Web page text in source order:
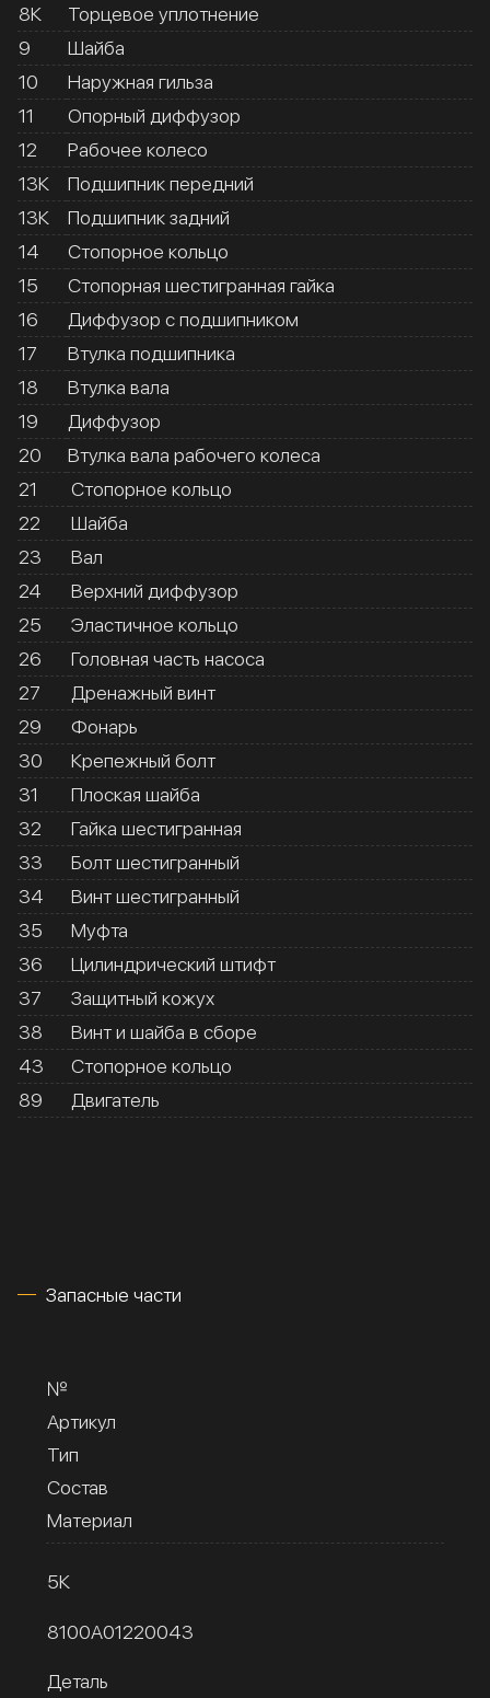
8К
Торцевое уплотнение
9
Шайба
10
Наружная гильза
11
Опорный диффузор
12
Рабочее колесо
13К
Подшипник передний
13К
Подшипник задний
14
Стопорное кольцо
15
Стопорная шестигранная гайка
16
Диффузор с подшипником
17
Втулка подшипника
18
Втулка вала
19
Диффузор
20
Втулка вала рабочего колеса
21
Стопорное кольцо
22
Шайба
23
Вал
24
Верхний диффузор
25
Эластичное кольцо
26
Головная часть насоса
27
Дренажный винт
29
Фонарь
30
Крепежный болт
31
Плоская шайба
32
Гайка шестигранная
33
Болт шестигранный
34
Винт шестигранный
35
Муфта
36
Цилиндрический штифт
37
Защитный кожух
38
Винт и шайба в сборе
43
Стопорное кольцо
89
Двигатель
Запасные части
№
Артикул
Тип
Состав
Материал
5К
8100A01220043
Деталь